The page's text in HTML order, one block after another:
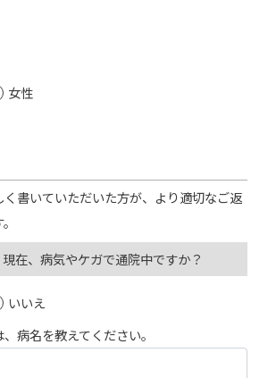
女性
書いていただいた方が、より適切なご返
在、病気やケガで通院中ですか？
いいえ
病名を教えてください。